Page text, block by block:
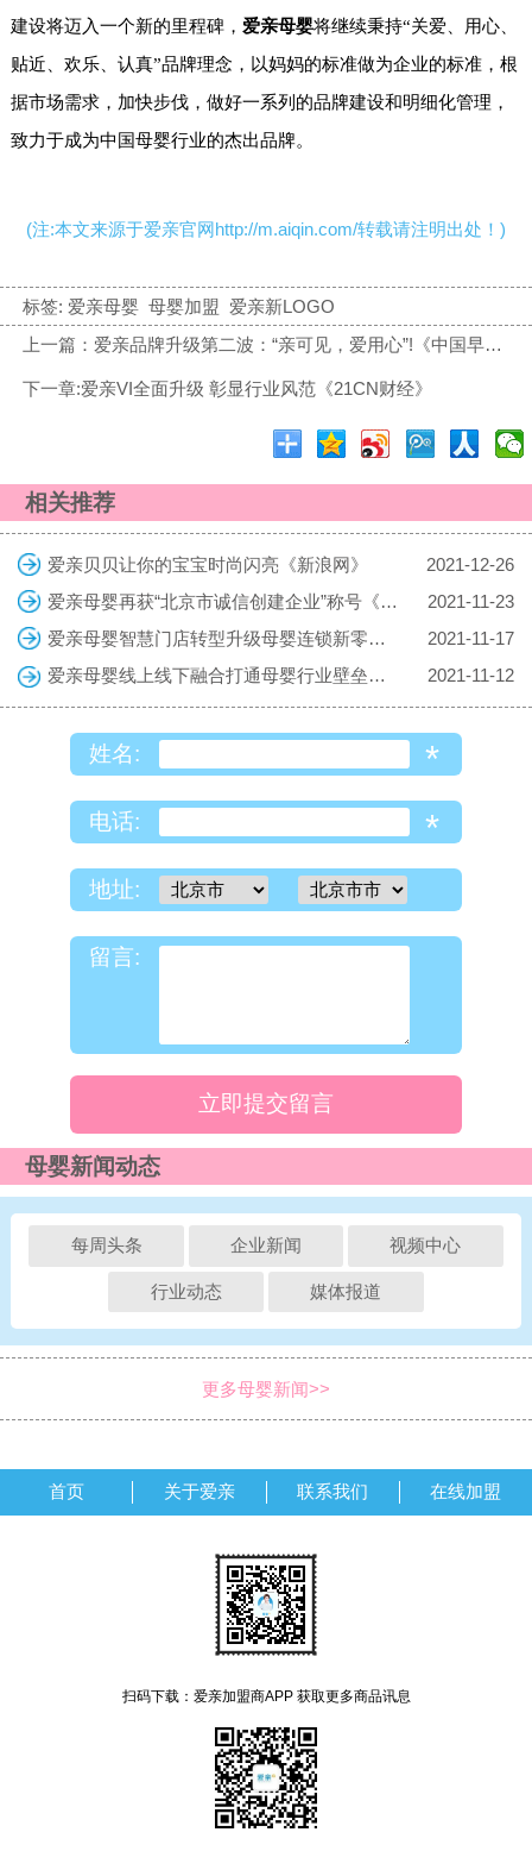
建设将迈入一个新的里程碑， 爱亲母婴将继续秉持“关爱、用心、
贴近、欢乐、认真”品牌理念，以妈妈的标准做为企业的标准，根
据市场需求，加快步伐，做好一系列的品牌建设和明细化管理，
致力于成为中国母婴行业的杰出品牌。
(注:本文来源于爱亲官网http://m.aiqin.com/转载请注明出处！)
标签: 爱亲母婴 母婴加盟 爱亲新LOGO
上一篇：爱亲品牌升级第二波：“亲可见，爱用心”!《中国早教网》
下一章:爱亲VI全面升级 彰显行业风范《21CN财经》
相关推荐
爱亲贝贝让你的宝宝时尚闪亮《新浪网》
2021-12-26
爱亲母婴再获“北京市诚信创建企业”称号《中国食品安全网》
2021-11-23
爱亲母婴智慧门店转型升级母婴连锁新零售《MBA CHINA》
2021-11-17
爱亲母婴线上线下融合打通母婴行业壁垒《搜狐网》
2021-11-12
姓名: *
电话: *
地址:
留言:
立即提交留言
母婴新闻动态
每周头条 企业新闻 视频中心
行业动态 媒体报道
更多母婴新闻>>
首页 关于爱亲 联系我们 在线加盟
扫码下载：爱亲加盟商APP 获取更多商品讯息